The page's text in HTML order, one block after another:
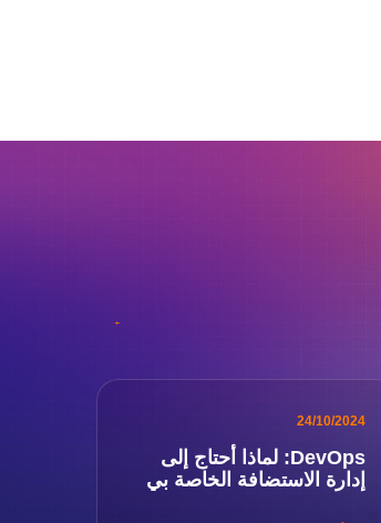
24/10/2024
DevOps: لماذا أحتاج إلى
إدارة الاستضافة الخاصة بي